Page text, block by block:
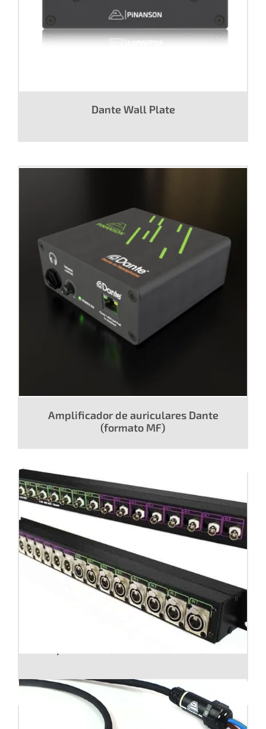
Dante Wall Plate
Amplificador de auriculares Dante
(formato MF)
Adaptador AES/EBU – AES 3ID – S/PDIF